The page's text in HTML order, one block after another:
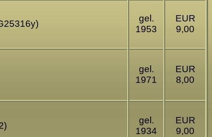
gel.
1953
EUR
9,00
gel.
1971
EUR
8,00
gel.
1934
EUR
9,00